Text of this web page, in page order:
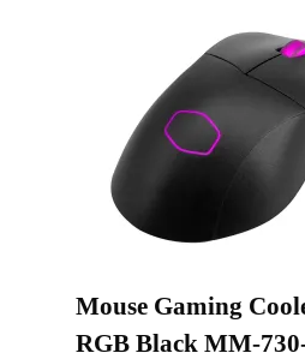
Mouse Gaming
RGB Black MM-